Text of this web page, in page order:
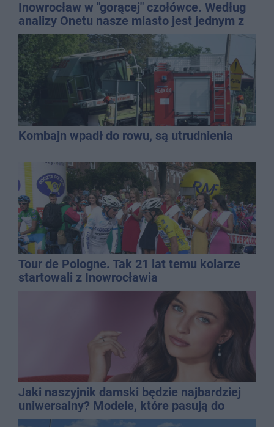
Inowrocław w "gorącej" czołówce. Według
analizy Onetu nasze miasto jest jednym z
najbardziej narażonych na upały
Kombajn wpadł do rowu, są utrudnienia
Tour de Pologne. Tak 21 lat temu kolarze
startowali z Inowrocławia
Jaki naszyjnik damski będzie najbardziej
uniwersalny? Modele, które pasują do
wielu stylizacji